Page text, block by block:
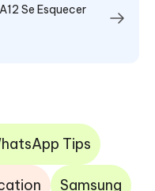
Se Esquecer
Tips
Samsung